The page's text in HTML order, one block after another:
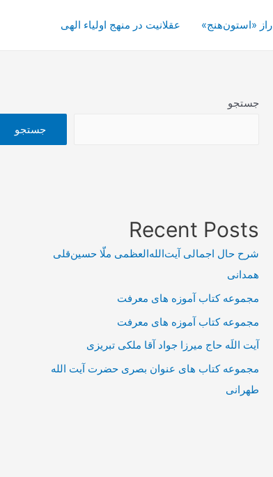
راز «استون‌هنج» عقلانیت در منهج اولیاء الهی
جستجو
جستجو
Recent Posts
شرح حال اجمالی آیت‌الله‌العظمی ملّا حسین‌قلی
همدانی
مجموعه کتاب آموزه های معرفت
مجموعه کتاب آموزه های معرفت
آیت اللَه حاج میرزا جواد آقا ملکی تبریزی
مجموعه کتاب های عنوان بصری حضرت آیت الله
طهرانی